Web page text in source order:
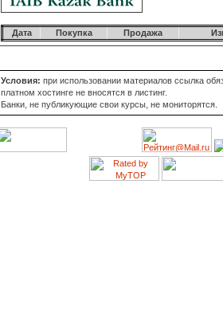
Дата Покупка Продажа
Условия: при использовании материалов ссылка
платном хостинге не вносятся в листинг.
Банки, не публикующие свои курсы, не мониторятся.